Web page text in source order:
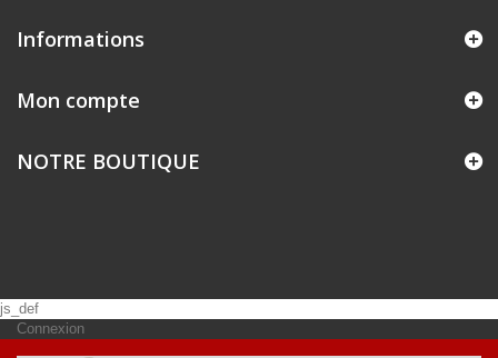
Informations
Mon compte
NOTRE BOUTIQUE
js_def
Connexion